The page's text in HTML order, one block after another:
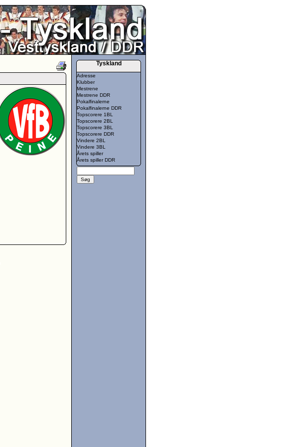
Tyskland
Adresse
Klubber
Mestrene
Mestrene DDR
Pokalfinalerne
Pokalfinalerne DDR
Topscorere 1BL
Topscorere 2BL
Topscorere 3BL
Topscorere DDR
Vindere 2BL
Vindere 3BL
Årets spiller
Årets spiller DDR